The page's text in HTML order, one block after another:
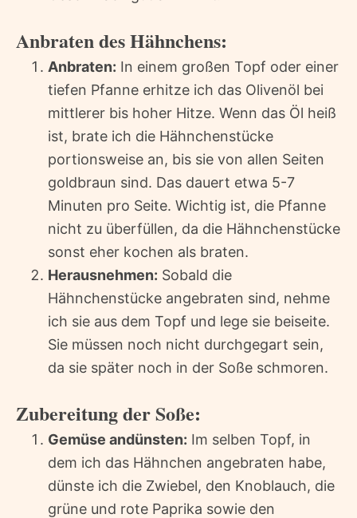
Anbraten des Hähnchens:
Anbraten: In einem großen Topf oder einer
tiefen Pfanne erhitze ich das Olivenöl bei
mittlerer bis hoher Hitze. Wenn das Öl heiß
ist, brate ich die Hähnchenstücke
portionsweise an, bis sie von allen Seiten
goldbraun sind. Das dauert etwa 5-7
Minuten pro Seite. Wichtig ist, die Pfanne
nicht zu überfüllen, da die Hähnchenstücke
sonst eher kochen als braten.
Herausnehmen: Sobald die
Hähnchenstücke angebraten sind, nehme
ich sie aus dem Topf und lege sie beiseite.
Sie müssen noch nicht durchgegart sein,
da sie später noch in der Soße schmoren.
Zubereitung der Soße:
Gemüse andünsten: Im selben Topf, in
dem ich das Hähnchen angebraten habe,
dünste ich die Zwiebel, den Knoblauch, die
grüne und rote Paprika sowie den